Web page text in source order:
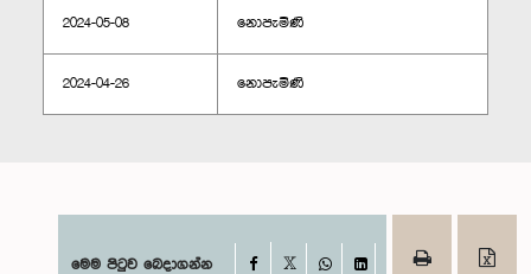
2024-05-08 නොපැමිණි
2024-04-26 නොපැමිණි
මෙම පිටුව බෙදාගන්න Facebook